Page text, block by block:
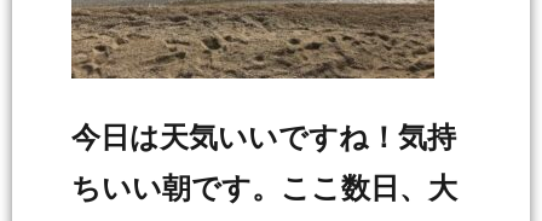
今日は天気いいですね！気持
ちいい朝です。ここ数日、大